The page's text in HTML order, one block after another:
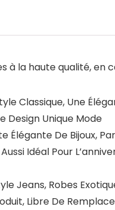
à la haute qualité, en
Classique, Une
Design Unique Mode
Élégante De Bijoux,
Idéal Pour
Jeans, Robes
Libre De